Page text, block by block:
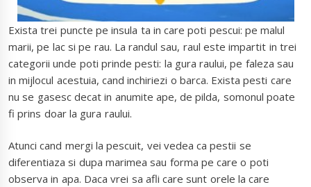
Exista trei puncte pe insula ta in care poti pescui: pe malul
marii, pe lac si pe rau. La randul sau, raul este impartit in trei
categorii unde poti prinde pesti: la gura raului, pe faleza sau
in mijlocul acestuia, cand inchiriezi o barca. Exista pesti care
nu se gasesc decat in anumite ape, de pilda, somonul poate
fi prins doar la gura raului.
Atunci cand mergi la pescuit, vei vedea ca pestii se
diferentiaza si dupa marimea sau forma pe care o poti
observa in apa. Daca vrei sa afli care sunt orele la care